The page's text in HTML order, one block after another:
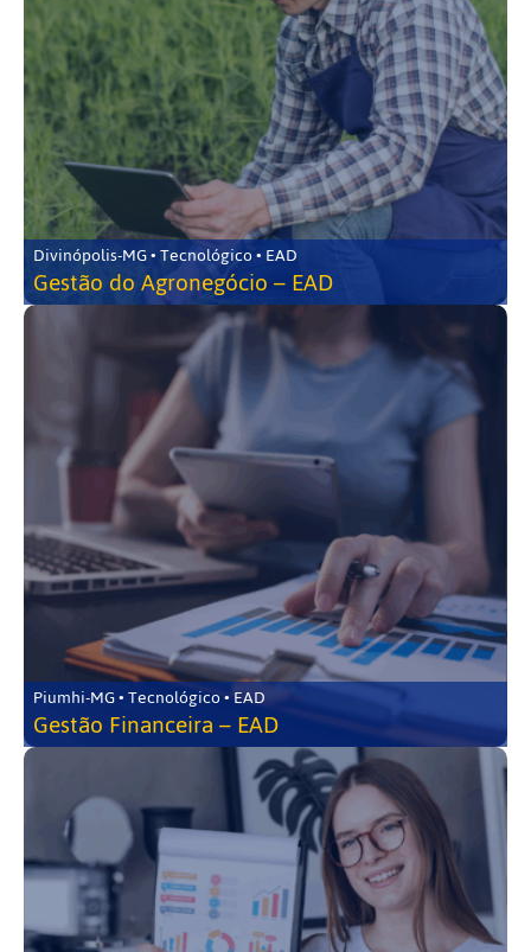
Divinópolis-MG • Tecnológico • EAD
Gestão do Agronegócio – EAD
Piumhi-MG • Tecnológico • EAD
Gestão Financeira – EAD